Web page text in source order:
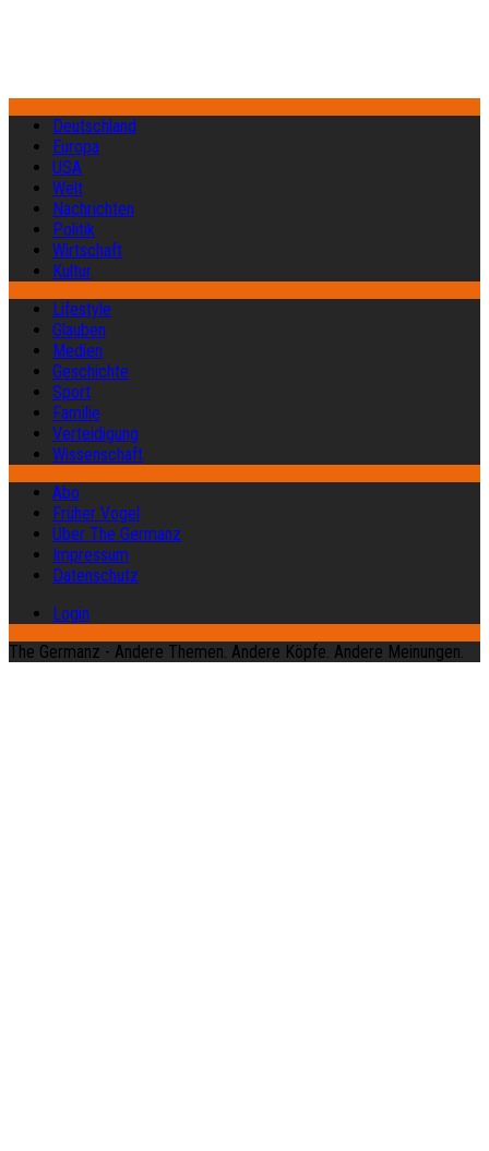
Deutschland
Europa
USA
Welt
Nachrichten
Politik
Wirtschaft
Kultur
Lifestyle
Glauben
Medien
Geschichte
Sport
Familie
Verteidigung
Wissenschaft
Abo
Früher Vogel
Über The Germanz
Impressum
Datenschutz
Login
The Germanz - Andere Themen. Andere Köpfe. Andere Meinungen.